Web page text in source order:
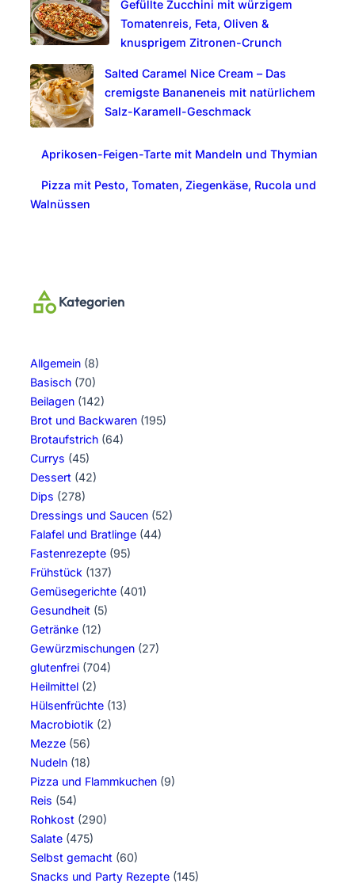
Gefüllte Zucchini mit würzigem
Tomatenreis, Feta, Oliven &
knusprigem Zitronen-Crunch
Salted Caramel Nice Cream – Das
cremigste Bananeneis mit natürlichem
Salz-Karamell-Geschmack
Aprikosen-Feigen-Tarte mit Mandeln und Thymian
Pizza mit Pesto, Tomaten, Ziegenkäse, Rucola und
Walnüssen
Kategorien
Allgemein (8)
Basisch (70)
Beilagen (142)
Brot und Backwaren (195)
Brotaufstrich (64)
Currys (45)
Dessert (42)
Dips (278)
Dressings und Saucen (52)
Falafel und Bratlinge (44)
Fastenrezepte (95)
Frühstück (137)
Gemüsegerichte (401)
Gesundheit (5)
Getränke (12)
Gewürzmischungen (27)
glutenfrei (704)
Heilmittel (2)
Hülsenfrüchte (13)
Macrobiotik (2)
Mezze (56)
Nudeln (18)
Pizza und Flammkuchen (9)
Reis (54)
Rohkost (290)
Salate (475)
Selbst gemacht (60)
Snacks und Party Rezepte (145)